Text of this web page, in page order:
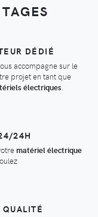
DÉDIÉ
accompagne sur le
projet en tant que
électriques.
24H
matériel électrique